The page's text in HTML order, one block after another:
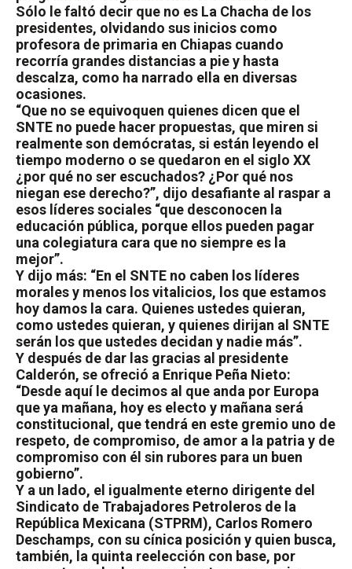
Sólo le faltó decir que no es La Chacha de los
presidentes, olvidando sus inicios como
profesora de primaria en Chiapas cuando
recorría grandes distancias a pie y hasta
descalza, como ha narrado ella en diversas
ocasiones.
“Que no se equivoquen quienes dicen que el
SNTE no puede hacer propuestas, que miren si
realmente son demócratas, si están leyendo el
tiempo moderno o se quedaron en el siglo XX
¿por qué no ser escuchados? ¿Por qué nos
niegan ese derecho?”, dijo desafiante al raspar a
esos líderes sociales “que desconocen la
educación pública, porque ellos pueden pagar
una colegiatura cara que no siempre es la
mejor”.
Y dijo más: “En el SNTE no caben los líderes
morales y menos los vitalicios, los que estamos
hoy damos la cara. Quienes ustedes quieran,
como ustedes quieran, y quienes dirijan al SNTE
serán los que ustedes decidan y nadie más”.
Y después de dar las gracias al presidente
Calderón, se ofreció a Enrique Peña Nieto:
“Desde aquí le decimos al que anda por Europa
que ya mañana, hoy es electo y mañana será
constitucional, que tendrá en este gremio uno de
respeto, de compromiso, de amor a la patria y de
compromiso con él sin rubores para un buen
gobierno”.
Y a un lado, el igualmente eterno dirigente del
Sindicato de Trabajadores Petroleros de la
República Mexicana (STPRM), Carlos Romero
Deschamps, con su cínica posición y quien busca,
también, la quinta reelección con base, por